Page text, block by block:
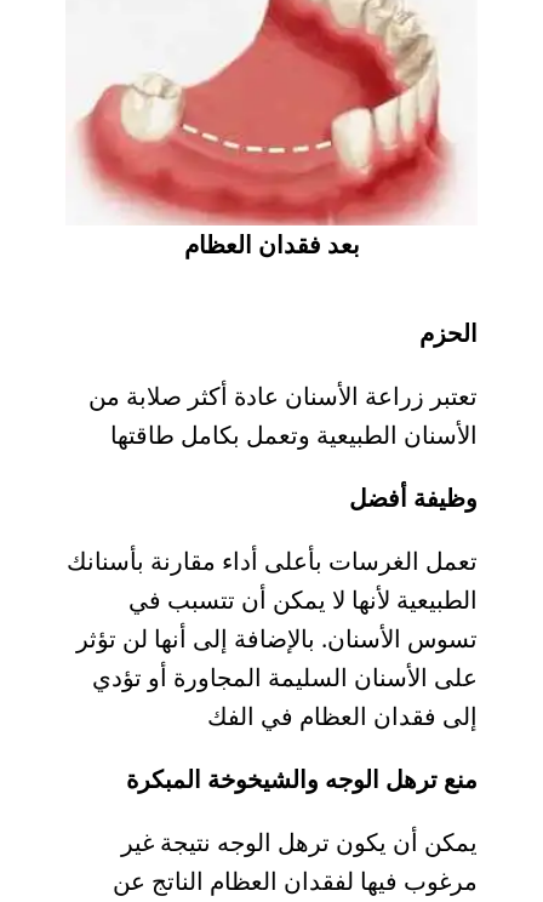
بعد فقدان العظام
الحزم
تعتبر زراعة الأسنان عادة أكثر صلابة من
الأسنان الطبيعية وتعمل بكامل طاقتها
وظيفة أفضل
تعمل الغرسات بأعلى أداء مقارنة بأسنانك
الطبيعية لأنها لا يمكن أن تتسبب في
تسوس الأسنان. بالإضافة إلى أنها لن تؤثر
على الأسنان السليمة المجاورة أو تؤدي
إلى فقدان العظام في الفك
منع ترهل الوجه والشيخوخة المبكرة
يمكن أن يكون ترهل الوجه نتيجة غير
مرغوب فيها لفقدان العظام الناتج عن